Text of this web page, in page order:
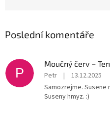
Poslední komentáře
P
Moučný červ –
Petr |
13.12.2025
Samozrejme.
Suseny hmyz. :)